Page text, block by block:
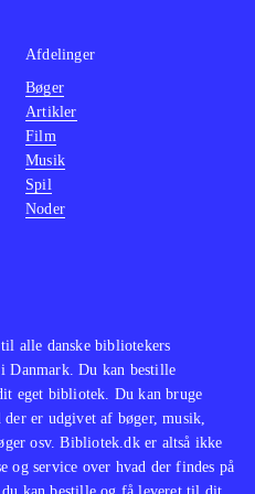
Men
vil
danske
mange år
af
stadig
.
alle danske bibliotekers
Danmark. Du kan bestille
eget bibliotek. Du kan bruge
er udgivet af bøger, musik,
osv. Bibliotek.dk er altså ikke
og service over hvad der findes på
Afdelinger
Bøger
Artikler
Film
Musik
Spil
Noder